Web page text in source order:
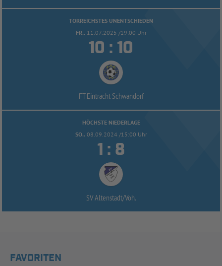
TORREICHSTES UNENTSCHIEDEN
FR.. 11.07.2025 /19:00 Uhr
 : 
FT Eintracht Schwandorf
HÖCHSTE NIEDERLAGE
SO.. 08.09.2024 /15:00 Uhr
 : 
SV Altenstadt/Voh.
FAVORITEN